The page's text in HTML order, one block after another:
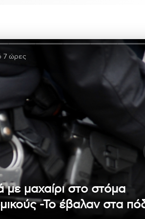
7 ώρες
μαχαίρι στο στόμα
-Το έβαλαν στα